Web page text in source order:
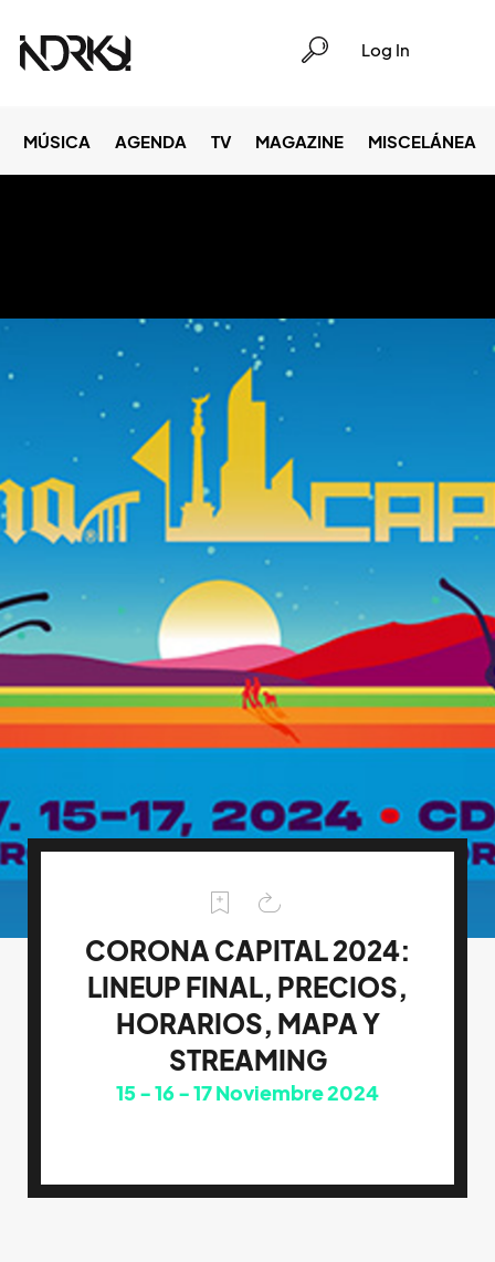
Log In
MÚSICA AGENDA TV MAGAZINE MISCELÁNEA
CORONA CAPITAL 2024:
LINEUP FINAL, PRECIOS,
HORARIOS, MAPA Y
STREAMING
15 16 17Noviembre 2024